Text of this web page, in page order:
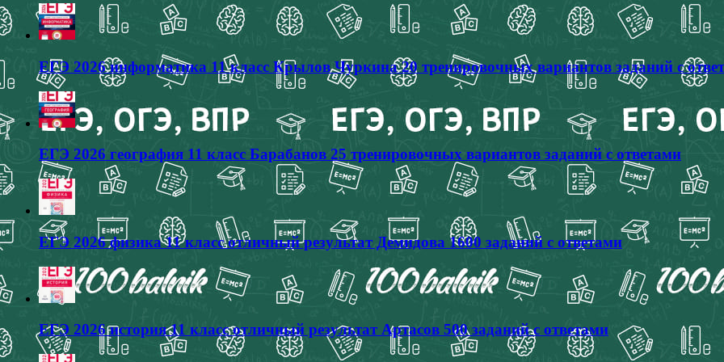
ЕГЭ 2026 информатика 11 класс Крылов Чуркина 20 тренировочных вариантов заданий с
ЕГЭ 2026 география 11 класс Барабанов 25 тренировочных вариантов заданий с ответами
ЕГЭ 2026 физика 11 класс отличный результат Демидова 1600 заданий с ответами
ЕГЭ 2026 история 11 класс отличный результат Артасов 500 заданий с ответами